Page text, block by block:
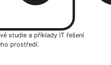
studie a příklady IT řešení
prostředí.